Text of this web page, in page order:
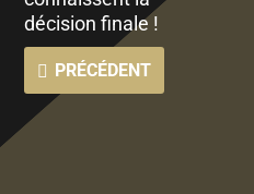
décision finale !
PRÉCÉDENT